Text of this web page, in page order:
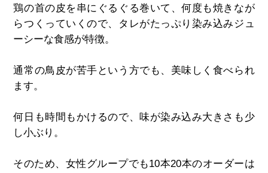
鶏の首の皮を串にぐるぐる巻いて、何度も焼きなが
らつくっていくので、タレがたっぷり染み込みジュ
ーシーな食感が特徴。
通常の鳥皮が苦手という方でも、美味しく食べられ
ます。
何日も時間もかけるので、味が染み込み大きさも少
し小ぶり。
そのため、女性グループでも10本20本のオーダーは